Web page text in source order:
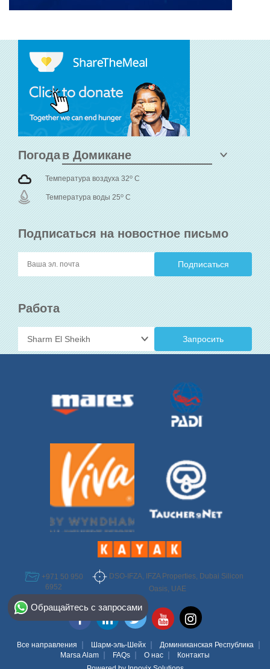
Подписаться на новостное письмо
Работа
Запросить
Погода
Температура воздуха 32o C
Температура воды 25o C
+971 50 950
6952
DSO-IFZA, IFZA Properties, Dubai Silicon
Oasis, UAE
Все направления Шарм-эль-Шейх
Доминиканская Республика
Marsa Alam
FAQs О нас
Контакты
Обращайтесь с запросами
Select Destination
Egypt
Bahamas